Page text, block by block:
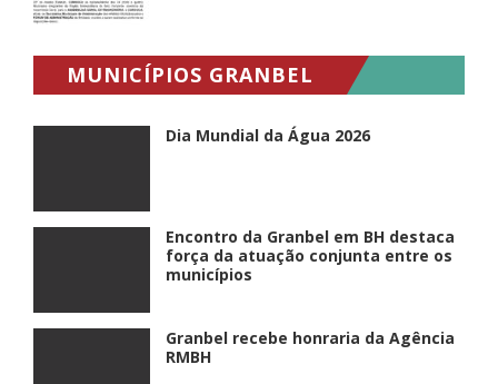
MUNICÍPIOS GRANBEL
Dia Mundial da Água 2026
Encontro da Granbel em BH destaca
força da atuação conjunta entre os
municípios
Granbel recebe honraria da Agência
RMBH